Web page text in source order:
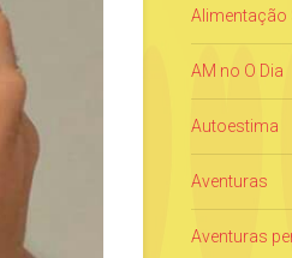
Alimentação
AM no O Dia
Autoestima
Aventuras
Aventuras